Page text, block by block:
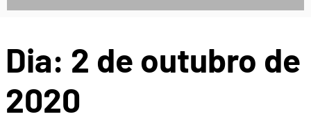
Dia: 2 de outubro de
2020